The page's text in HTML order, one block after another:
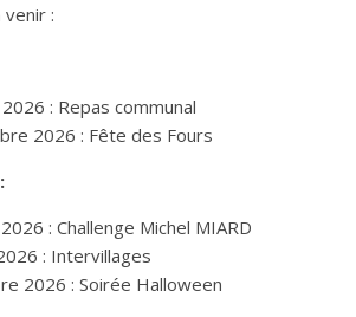
:
: Repas communal
2026 : Fête des Fours
: Challenge Michel MIARD
: Intervillages
2026 : Soirée Halloween